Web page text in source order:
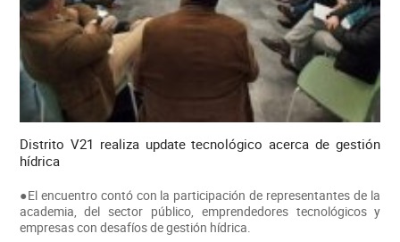
Distrito V21 realiza update tecnológico acerca de gestión
hídrica
●El encuentro contó con la participación de representantes de la
academia, del sector público, emprendedores tecnológicos y
empresas con desafíos de gestión hídrica.